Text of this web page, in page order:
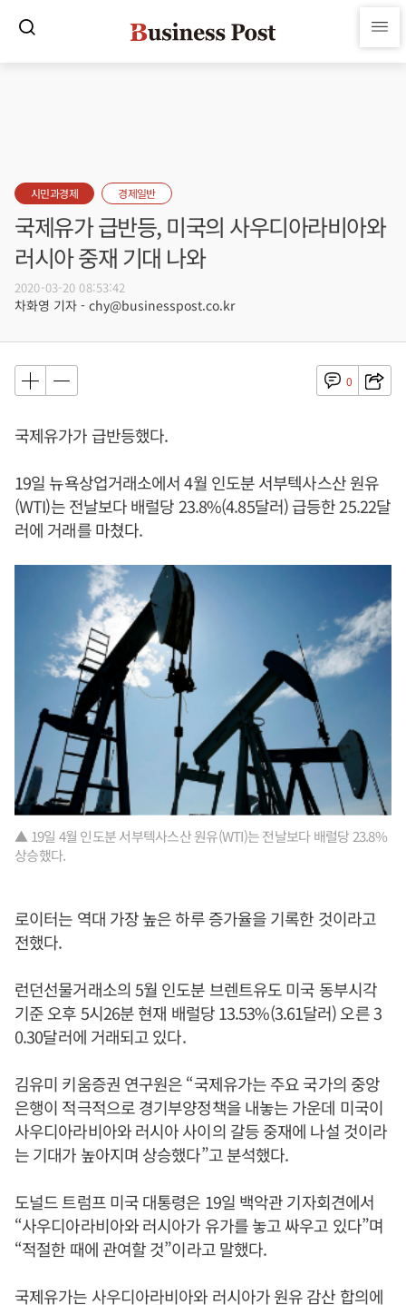
시민과경제 경제일반
국제유가 급반등, 미국의 사우디아라비아와
러시아 중재 기대 나와
2020-03-20 08:53:42
차화영 기자 - chy@businesspost.co.kr
0
국제유가가 급반등했다.
19일 뉴욕상업거래소에서 4월 인도분 서부텍사스산 원유
(WTI)는 전날보다 배럴당 23.8%(4.85달러) 급등한 25.22달
러에 거래를 마쳤다.
▲ 19일 4월 인도분 서부텍사스산 원유(WTI)는 전날보다 배럴당 23.8%
상승했다.
로이터는 역대 가장 높은 하루 증가율을 기록한 것이라고
전했다.
런던선물거래소의 5월 인도분 브렌트유도 미국 동부시각
기준 오후 5시26분 현재 배럴당 13.53%(3.61달러) 오른 3
0.30달러에 거래되고 있다.
김유미 키움증권 연구원은 “국제유가는 주요 국가의 중앙
은행이 적극적으로 경기부양정책을 내놓는 가운데 미국이
사우디아라비아와 러시아 사이의 갈등 중재에 나설 것이라
는 기대가 높아지며 상승했다”고 분석했다.
도널드 트럼프 미국 대통령은 19일 백악관 기자회견에서
“사우디아라비아와 러시아가 유가를 놓고 싸우고 있다”며
“적절한 때에 관여할 것”이라고 말했다.
국제유가는 사우디아라비아와 러시아가 원유 감산 합의에